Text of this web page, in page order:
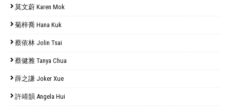
莫文蔚 Karen Mok
菊梓喬 Hana Kuk
蔡依林 Jolin Tsai
蔡健雅 Tanya Chua
薛之謙 Joker Xue
許靖韻 Angela Hui